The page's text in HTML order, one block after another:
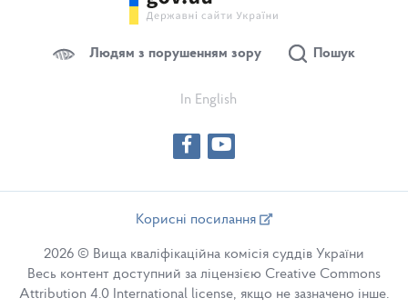
Людям з порушенням зору Пошук
In English
Корисні посилання
2026 © Вища кваліфікаційна комісія суддів України
Весь контент доступний за ліцензією Creative Commons
Attribution 4.0 International license, якщо не зазначено інше.